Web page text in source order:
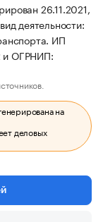
26.11.2021,
деятельности:
ИП
и ОГРНИП:
на
деловых